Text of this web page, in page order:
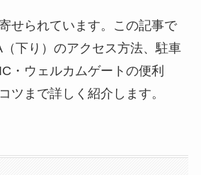
せられています。この記事で
下り）のアクセス方法、駐車
・ウェルカムゲートの便利
ツまで詳しく紹介します。